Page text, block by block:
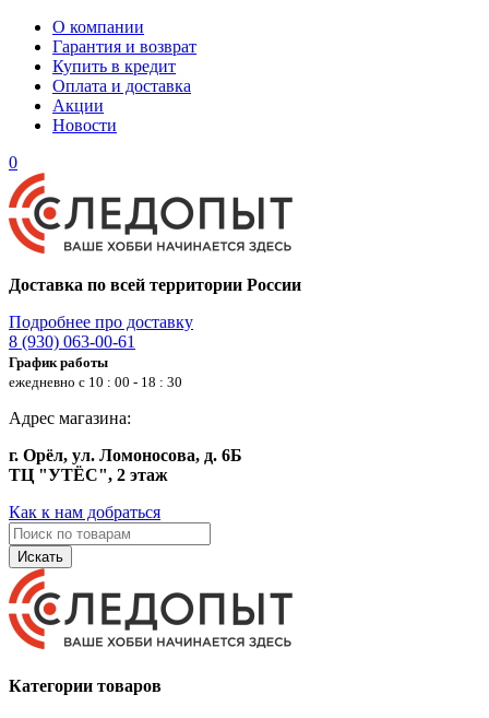
О компании
Гарантия и возврат
Купить в кредит
Оплата и доставка
Акции
Новости
0
Доставка по всей территории России
Подробнее про доставку
8 (930) 063-00-61
График работы
ежедневно с 10 : 00 - 18 : 30
Адрес магазина:
г. Орёл, ул. Ломоносова, д. 6Б
ТЦ "УТЁС", 2 этаж
Как к нам добраться
Искать
Категории товаров